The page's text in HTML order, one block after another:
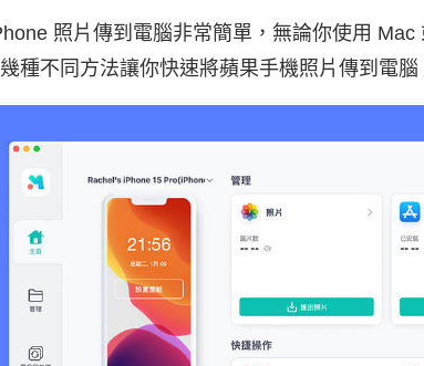
照片傳到電腦非常簡單，無論你使用
種不同方法讓你快速將蘋果手機照片傳到電腦